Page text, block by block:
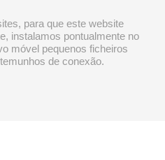
para que este website
instalamos pontualmente no
móvel pequenos ficheiros
de conexão.